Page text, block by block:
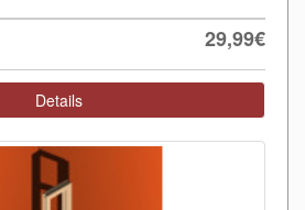
29,99€
Details